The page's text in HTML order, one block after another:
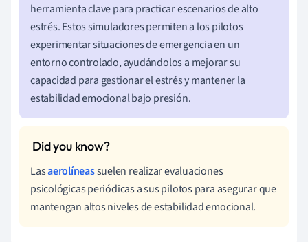
herramienta clave para practicar escenarios de alto
estrés. Estos simuladores permiten a los pilotos
experimentar situaciones de emergencia en un
entorno controlado, ayudándolos a mejorar su
capacidad para gestionar el estrés y mantener la
estabilidad emocional bajo presión.
Lasaerolíneassuelen realizar evaluaciones
psicológicas periódicas a sus pilotos para asegurar que
mantengan altos niveles de estabilidad emocional.